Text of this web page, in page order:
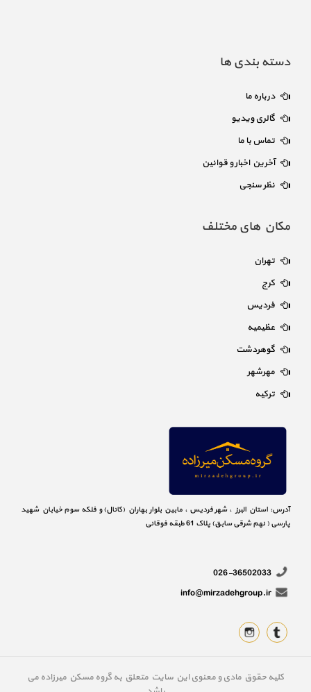
دسته بندی ها
درباره ما
گالری ویدیو
تماس با ما
آخرین اخبار و قوانین
نظر سنجی
مکان های مختلف
تهران
کرج
فردیس
عظیمیه
گوهردشت
مهرشهر
ترکیه
آدرس: استان البرز ، شهر فردیس ، مابین بلوار بهاران (کانال) و فلکه سوم خیابان شهید
پارسی ( نهم شرقی سابق) پلاک 61 طبقه فوقانی
026-36502033
info@mirzadehgroup.ir
کلیه حقوق مادی و معنوی این سایت متعلق به گروه مسکن میرزاده می